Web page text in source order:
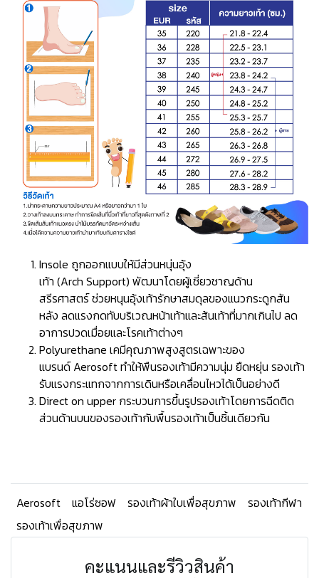
Insole ถูกออกแบบให้มีส่วนหนุ่นอุ้ง
เท้า (Arch Support) พัฒนาโดยผู้เชี่ยวชาญด้าน
สรีรศาสตร์ ช่วยหนุนอุ้งเท้ารักษาสมดุลของแนวกระดูกสัน
หลัง ลดแรงกดทับบริเวณหน้าเท้าและส้นเท้าที่มากเกินไป ลด
อาการปวดเมื่อยและโรคเท้าต่างๆ
Polyurethane เคมีคุณภาพสูงสูตรเฉพาะของ
แบรนด์ Aerosoft ทำให้พืนรองเท้ามีความนุ่ม ยืดหยุ่น รองเท้า
รับแรงกระแทกจากการเดินหรือเคลื่อนไหวได้เป็นอย่างดี
Direct on upper กระบวนการขึ้นรูปรองเท้าโดยการฉีดติด
ส่วนด้านบนของรองเท้ากับพื้นรองเท้าเป็นชิ้นเดียวกัน
Aerosoft แอโร่ซอฟ รองเท้าผ้าใบเพื่อสุขภาพ
รองเท้ากีฬา
รองเท้าเพื่อสุขภาพ
คะแนนและรีวิวสินค้า